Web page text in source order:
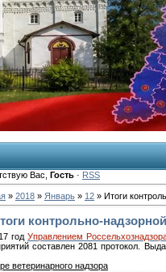
Вас Гость· RSS
» 2018 » Январь » 12» Итоги
контрольно-
год Управлением
составлен 2081 протокол.
ветеринарного надзора